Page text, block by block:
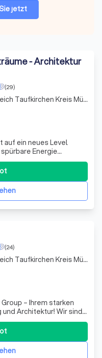
jetzt
- Architektur
(29)
auf ein neues Level
Energie
Shui Beraterin und
Raumlösungen zu
entfalten. Gemeinsam
Arbeitsbereich Taufkirchen Kreis München
(24)
– Ihrem starken
Architektur! Wir sind
Auswahl an exklusiven
Sorten
Arbeitsbereich Taufkirchen Kreis München